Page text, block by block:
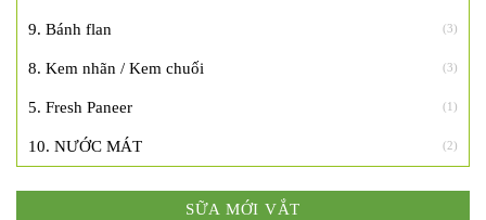
9. Bánh flan (3)
8. Kem nhãn / Kem chuối (3)
5. Fresh Paneer (1)
10. NƯỚC MÁT (2)
SỮA MỚI VẮT